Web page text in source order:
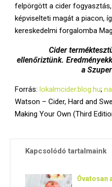
felpörgött a cider
képviselteti magát a piacon,
kereskedelmi forgalomba
Cider
ellenőriztünk.
a
Forrás: lokalmcider.blog.hu;
Watson – Cider, Hard and
Making Your Own (Third
Kapcsolódó tartalmaink
Óvatosan